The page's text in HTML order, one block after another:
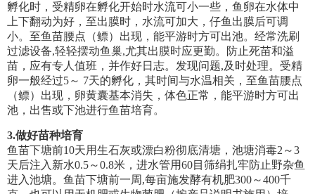
孵化时，受精卵在孵化开始时水流可小一些，鱼卵在水体中
上下翻动为好，至出膜时，水流可加大，仔鱼出膜后可调
小。至鱼苗腰点（鳔）出现，能平游时方可出池。经常洗刷
过滤设备,轻轻摆动鱼巢,尤其出膜时应更勤。防止死苗和溢
苗，应有专人值班，并作好日志。发现问题,及时处理。受精
卵一般经过5～ 7天的孵化，其时间与水温相关，至鱼苗腰点
（鳔）出现，卵黄囊基本消失，体色正常，能平游时方可出
池，出售或下池进行鱼苗培育。
3.做好苗种培育
鱼苗下塘前10天用生石灰或漂白粉彻底清塘，池塘消毒2～3
天后注入新水0.5～0.8米，进水管用60目筛绢扎牢防止野杂鱼
进入池塘。鱼苗下塘前一周,每亩施发酵有机肥300～400千